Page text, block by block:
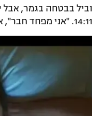
בן ה-46 הוביל בבטחה